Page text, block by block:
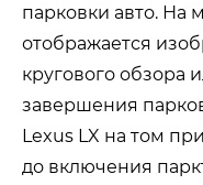
парковки авто. На
отображается
кругового обзора
завершения
Lexus LX на том
до включения